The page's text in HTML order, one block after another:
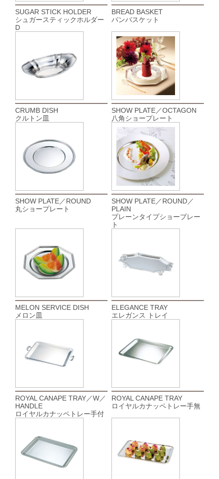
SUGAR STICK HOLDER
シュガースティックホルダー
D
BREAD BASKET
パンバスケット
CRUMB DISH
クルトン皿
SHOW PLATE／OCTAGON
八角ショープレート
SHOW PLATE／ROUND
丸ショープレート
SHOW PLATE／ROUND／
PLAIN
プレーンタイプショープレー
ト
MELON SERVICE DISH
メロン皿
ELEGANCE TRAY
エレガンス トレイ
ROYAL CANAPE TRAY／W／
HANDLE
ロイヤルカナッペトレー手付
ROYAL CANAPE TRAY
ロイヤルカナッペトレー手無